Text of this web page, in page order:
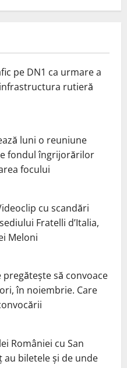
pe DN1 ca urmare a
rutieră
luni o reuniune
fondul îngrijorărilor
focului
cu scandări
Fratelli d’Italia,
Meloni
pregăteşte să convoace
în noiembrie. Care
României cu San
au biletele și de unde